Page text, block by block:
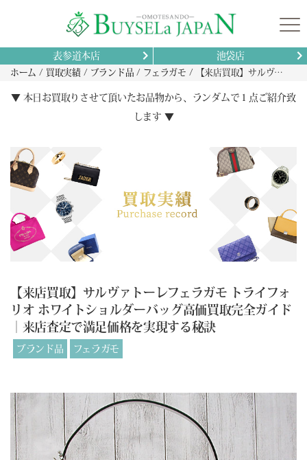
表参道本店 池袋店
ホーム 買取実績 ブランド品 フェラガモ 【来店買取】サルヴァトーレフェラガモ トライフォリオ ホワイトショルダーバッグ高価買取完全ガイド｜来店査定で満足価格を実現する秘訣
▼ 本日お買取りさせて頂いたお品物から、ランダムで１点ご紹介致
します ▼
【来店買取】サルヴァトーレフェラガモ トライフォ
リオ ホワイトショルダーバッグ高価買取完全ガイド
｜来店査定で満足価格を実現する秘訣
ブランド品 フェラガモ